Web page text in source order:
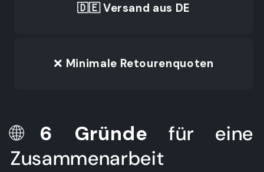
🇩🇪 Versand aus DE
❌ Minimale Retourenquoten
🌐 6 Gründe
für eine
Zusammenarbeit